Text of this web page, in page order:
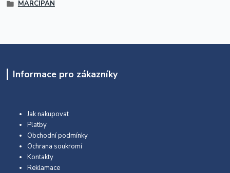
MARCIPÁN
Informace pro zákazníky
Jak nakupovat
Platby
Obchodní podmínky
Ochrana soukromí
Kontakty
Reklamace